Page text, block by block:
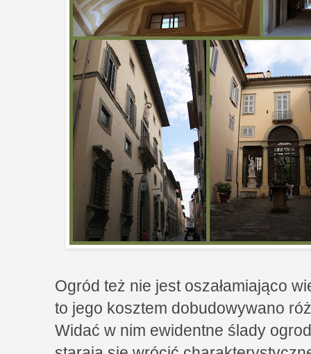
Ogród też nie jest oszałamiająco
to jego kosztem dobudowywano
Widać w nim ewidentne ślady